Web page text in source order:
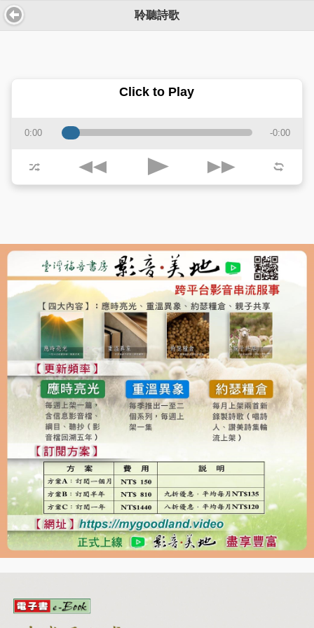
聆聽詩歌
Click to Play
-0:00
0:00
p
j k l
z